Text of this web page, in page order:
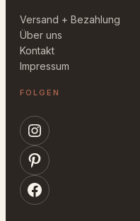
Versand + Bezahlung
Über uns
Kontakt
Impressum
FOLGEN
Instagram
Pinterest
Facebook